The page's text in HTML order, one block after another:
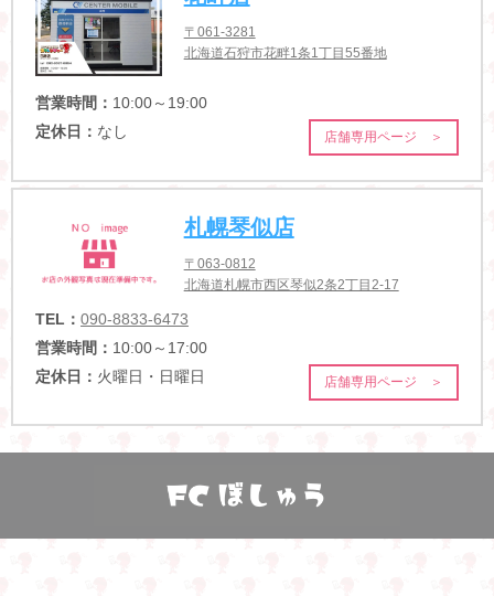
〒061-3281
北海道石狩市花畔1条1丁目55番地
営業時間： 10:00～19:00
定休日： なし 店舗専用ページ ＞
札幌琴似店
〒063-0812
北海道札幌市西区琴似2条2丁目2-17
TEL： 090-8833-6473
営業時間： 10:00～17:00
定休日： 火曜日・日曜日 店舗専用ページ ＞